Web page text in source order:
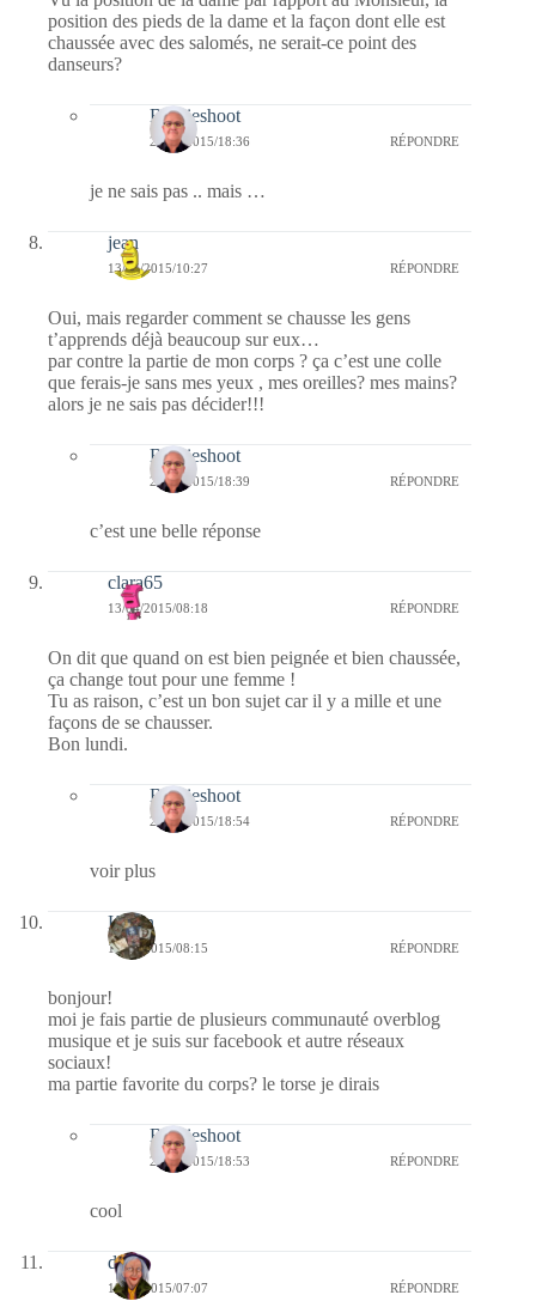
position des pieds de la dame et la façon dont elle est
chaussée avec des salomés, ne serait-ce point des
danseurs?
Bernieshoot
23/04/2015/18:36 RÉPONDRE
je ne sais pas .. mais …
jean
13/04/2015/10:27 RÉPONDRE
Oui, mais regarder comment se chausse les gens
t’apprends déjà beaucoup sur eux…
par contre la partie de mon corps ? ça c’est une colle
que ferais-je sans mes yeux , mes oreilles? mes mains?
alors je ne sais pas décider!!!
Bernieshoot
23/04/2015/18:39 RÉPONDRE
c’est une belle réponse
clara65
13/04/2015/08:18 RÉPONDRE
On dit que quand on est bien peignée et bien chaussée,
ça change tout pour une femme !
Tu as raison, c’est un bon sujet car il y a mille et une
façons de se chausser.
Bon lundi.
Bernieshoot
23/04/2015/18:54 RÉPONDRE
voir plus
Kévin
13/04/2015/08:15 RÉPONDRE
bonjour!
moi je fais partie de plusieurs communauté overblog
musique et je suis sur facebook et autre réseaux
sociaux!
ma partie favorite du corps? le torse je dirais
Bernieshoot
23/04/2015/18:53 RÉPONDRE
cool
dom
13/04/2015/07:07 RÉPONDRE